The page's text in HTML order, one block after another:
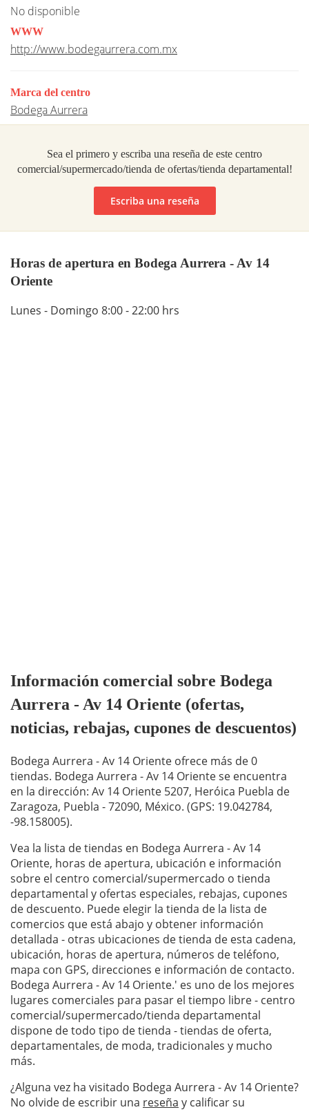
No disponible
WWW
http://www.bodegaurrera.com.mx
Marca del centro
Bodega Aurrera
Sea el primero y escriba una reseña de este centro
comercial/supermercado/tienda de ofertas/tienda departamental!
Escriba una reseña
Horas de apertura en Bodega Aurrera - Av 14
Oriente
Lunes - Domingo 8:00 - 22:00 hrs
Información comercial sobre Bodega
Aurrera - Av 14 Oriente (ofertas,
noticias, rebajas, cupones de descuentos)
Bodega Aurrera - Av 14 Oriente ofrece más de 0
tiendas. Bodega Aurrera - Av 14 Oriente se encuentra
en la dirección: Av 14 Oriente 5207, Heróica Puebla de
Zaragoza, Puebla - 72090, México. (GPS: 19.042784,
-98.158005).
Vea la lista de tiendas en Bodega Aurrera - Av 14
Oriente, horas de apertura, ubicación e información
sobre el centro comercial/supermercado o tienda
departamental y ofertas especiales, rebajas, cupones
de descuento. Puede elegir la tienda de la lista de
comercios que está abajo y obtener información
detallada - otras ubicaciones de tienda de esta cadena,
ubicación, horas de apertura, números de teléfono,
mapa con GPS, direcciones e información de contacto.
Bodega Aurrera - Av 14 Oriente.' es uno de los mejores
lugares comerciales para pasar el tiempo libre - centro
comercial/supermercado/tienda departamental
dispone de todo tipo de tienda - tiendas de oferta,
departamentales, de moda, tradicionales y mucho
más.
¿Alguna vez ha visitado Bodega Aurrera - Av 14 Oriente?
No olvide de escribir una reseña y calificar su